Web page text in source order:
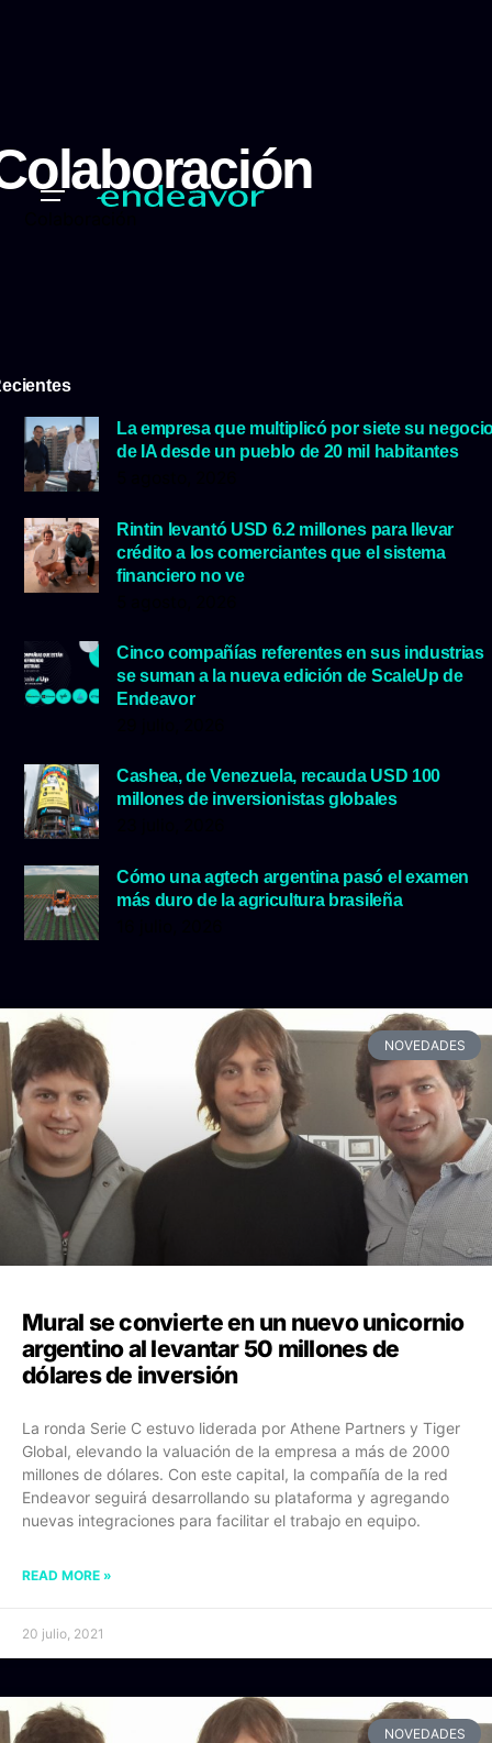
La empresa que multiplicó por siete su
de IA desde un pueblo de 20 mil habitantes
Rintin levantó USD 6.2 millones para llevar
crédito a los comerciantes que el sistema
financiero no ve
Cinco compañías referentes en sus industrias
se suman a la nueva edición de ScaleUp de
Endeavor
Cashea, de Venezuela, recauda USD 100
millones de inversionistas globales
Cómo una agtech argentina pasó el examen
más duro de la agricultura brasileña
NOVEDADES
Mural se convierte en un nuevo unicornio
argentino al levantar 50 millones de
dólares de inversión
La ronda Serie C estuvo liderada por Athene Partners y Tiger
Global, elevando la valuación de la empresa a más de 2000
millones de dólares. Con este capital, la compañía de la red
Endeavor seguirá desarrollando su plataforma y agregando
nuevas integraciones para facilitar el trabajo en equipo.
READ MORE »
20 julio, 2021
NOVEDADES